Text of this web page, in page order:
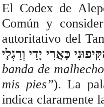
El Codex de
Común y
autoritativo del
כָּאֲרִי יָדַי וְרַגְלָי
banda de
mis pies”). La
indica claramente